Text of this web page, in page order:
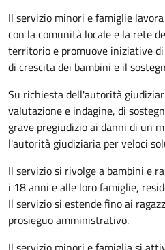
Il servizio minori e famiglie
con la comunità locale e la rete
territorio e promuove iniziative
di crescita dei bambini e il
Su richiesta dell'autorità
valutazione e indagine, di
grave pregiudizio ai danni di un
l'autorità giudiziaria per veloci
Il servizio si rivolge a bambini e
i 18 anni e alle loro famiglie,
Il servizio si estende fino ai
prosieguo amministrativo.